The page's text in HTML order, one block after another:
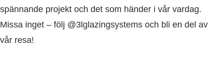
spännande projekt och det som händer i vår vardag.
Missa inget – följ @3lglazingsystems och bli en del av
vår resa!